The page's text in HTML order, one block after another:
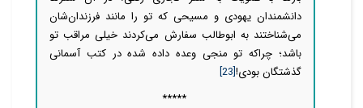
دانشمندان یهودی و مسیحی که تو را مانند فرزندان‌شان
می‌شناختند به ابوطالب سفارش می‌کردند خیلی مراقب تو
باشد؛ چراکه تو منجی وعده داده شده در کتب آسمانی
گذشتگان بودی![23]
*****